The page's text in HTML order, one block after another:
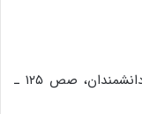
۱. آیت الله سیّد علی علم الهدی، مناظره با دانشمندان، صص ۱۲۵ ـ